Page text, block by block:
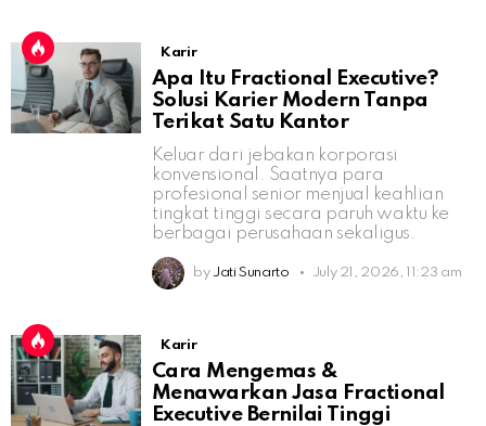
Karir
Apa Itu Fractional Executive?
Solusi Karier Modern Tanpa
Terikat Satu Kantor
Keluar dari jebakan korporasi
konvensional. Saatnya para
profesional senior menjual keahlian
tingkat tinggi secara paruh waktu ke
berbagai perusahaan sekaligus.
by Jati Sunarto July 21, 2026, 11:23 am
Karir
Cara Mengemas &
Menawarkan Jasa Fractional
Executive Bernilai Tinggi